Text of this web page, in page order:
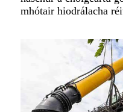
mhótair hiodrálacha